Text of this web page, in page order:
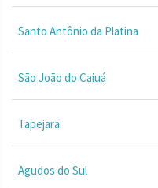
Santo Antônio da Platina
São João do Caiuá
Tapejara
Agudos do Sul